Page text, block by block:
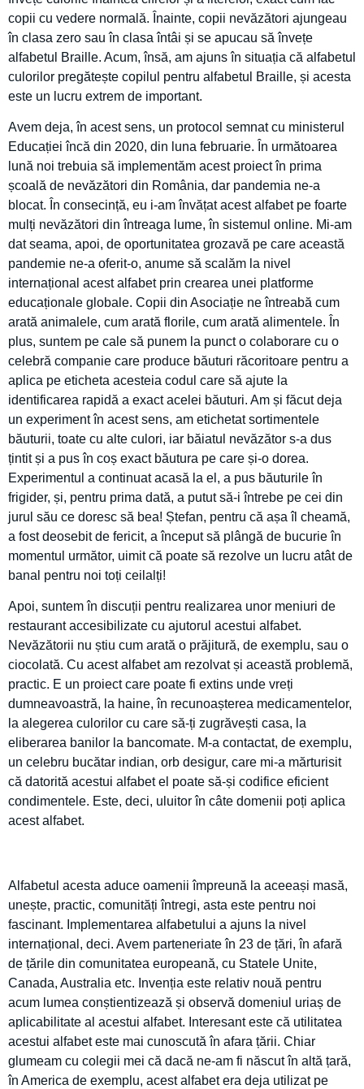
copii cu vedere normală. Înainte, copii nevăzători ajungeau
în clasa zero sau în clasa întâi și se apucau să învețe
alfabetul Braille. Acum, însă, am ajuns în situația că alfabetul
culorilor pregătește copilul pentru alfabetul Braille, și acesta
este un lucru extrem de important.
Avem deja, în acest sens, un protocol semnat cu ministerul
Educației încă din 2020, din luna februarie. În următoarea
lună noi trebuia să implementăm acest proiect în prima
școală de nevăzători din România, dar pandemia ne-a
blocat. În consecință, eu i-am învățat acest alfabet pe foarte
mulți nevăzători din întreaga lume, în sistemul online. Mi-am
dat seama, apoi, de oportunitatea grozavă pe care această
pandemie ne-a oferit-o, anume să scalăm la nivel
internațional acest alfabet prin crearea unei platforme
educaționale globale. Copii din Asociație ne întreabă cum
arată animalele, cum arată florile, cum arată alimentele. În
plus, suntem pe cale să punem la punct o colaborare cu o
celebră companie care produce băuturi răcoritoare pentru a
aplica pe eticheta acesteia codul care să ajute la
identificarea rapidă a exact acelei băuturi. Am și făcut deja
un experiment în acest sens, am etichetat sortimentele
băuturii, toate cu alte culori, iar băiatul nevăzător s-a dus
țintit și a pus în coș exact băutura pe care și-o dorea.
Experimentul a continuat acasă la el, a pus băuturile în
frigider, și, pentru prima dată, a putut să-i întrebe pe cei din
jurul său ce doresc să bea! Ștefan, pentru că așa îl cheamă,
a fost deosebit de fericit, a început să plângă de bucurie în
momentul următor, uimit că poate să rezolve un lucru atât de
banal pentru noi toți ceilalți!
Apoi, suntem în discuții pentru realizarea unor meniuri de
restaurant accesibilizate cu ajutorul acestui alfabet.
Nevăzătorii nu știu cum arată o prăjitură, de exemplu, sau o
ciocolată. Cu acest alfabet am rezolvat și această problemă,
practic. E un proiect care poate fi extins unde vreți
dumneavoastră, la haine, în recunoașterea medicamentelor,
la alegerea culorilor cu care să-ți zugrăvești casa, la
eliberarea banilor la bancomate. M-a contactat, de exemplu,
un celebru bucătar indian, orb desigur, care mi-a mărturisit
că datorită acestui alfabet el poate să-și codifice eficient
condimentele. Este, deci, uluitor în câte domenii poți aplica
acest alfabet.
Alfabetul acesta aduce oamenii împreună la aceeași masă,
unește, practic, comunități întregi, asta este pentru noi
fascinant. Implementarea alfabetului a ajuns la nivel
internațional, deci. Avem parteneriate în 23 de țări, în afară
de țările din comunitatea europeană, cu Statele Unite,
Canada, Australia etc. Invenția este relativ nouă pentru
acum lumea conștientizează și observă domeniul uriaș de
aplicabilitate al acestui alfabet. Interesant este că utilitatea
acestui alfabet este mai cunoscută în afara țării. Chiar
glumeam cu colegii mei că dacă ne-am fi născut în altă țară,
în America de exemplu, acest alfabet era deja utilizat pe